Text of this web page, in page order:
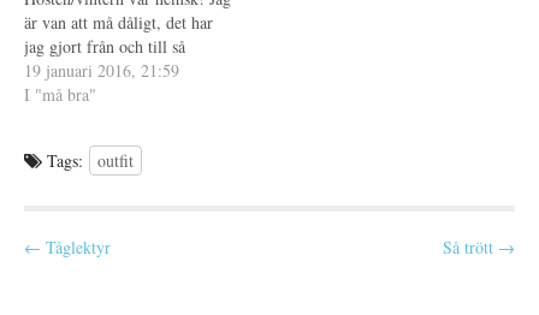
) s
t
e
r
är van att må dåligt, det har
jag gjort från och till så
många gånger. Men så dåligt
som jag mått denna gång har
inte igen mig i…
19 januari 2016, 21:59
I "må bra"
Tags: outfit
P
← Tåglektyr Så trött →